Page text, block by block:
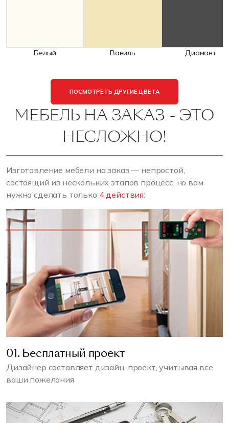
Белый Ваниль Диамант
ПОСМОТРЕТЬ ДРУГИЕ ЦВЕТА
МЕБЕЛЬ НА ЗАКАЗ - ЭТО
НЕСЛОЖНО!
Изготовление мебели на заказ — непростой,
состоящий из нескольких этапов процесс, но вам
нужно сделать только 4 действия:
01. Бесплатный проект
Дизайнер составляет дизайн-проект, учитывая все
ваши пожелания